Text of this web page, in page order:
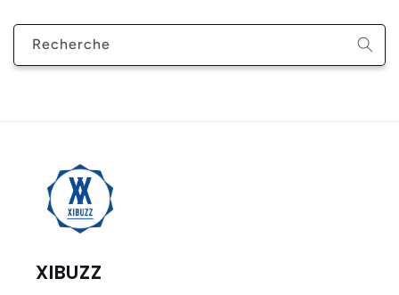
Recherche
XIBUZZ